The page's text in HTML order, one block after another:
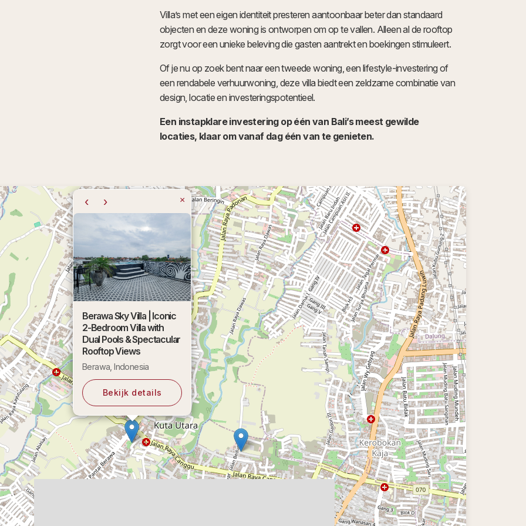
Villa’s met een eigen identiteit presteren aantoonbaar beter dan standaard
objecten en deze woning is ontworpen om op te vallen. Alleen al de rooftop
zorgt voor een unieke beleving die gasten aantrekt en boekingen stimuleert.
Of je nu op zoek bent naar een tweede woning, een lifestyle-investering of
een rendabele verhuurwoning, deze villa biedt een zeldzame combinatie van
design, locatie en investeringspotentieel.
Een instapklare investering op één van Bali’s meest gewilde
locaties, klaar om vanaf dag één van te genieten.
‹ ›
Berawa Sky Villa | Iconic
2-Bedroom Villa with
Dual Pools & Spectacular
Rooftop Views
Berawa, Indonesia
Bekijk details
×